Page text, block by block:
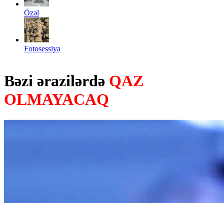
Özəl
Fotosessiya
Bəzi ərazilərdə QAZ
OLMAYACAQ